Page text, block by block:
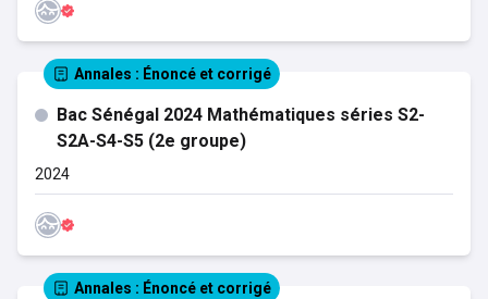
Annales : Énoncé et corrigé
Bac Sénégal 2024 Mathématiques séries S2-
S2A-S4-S5 (2e groupe)
2024
Annales : Énoncé et corrigé